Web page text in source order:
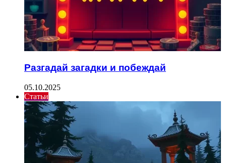
Разгадай загадки и побеждай
05.10.2025
Статьи